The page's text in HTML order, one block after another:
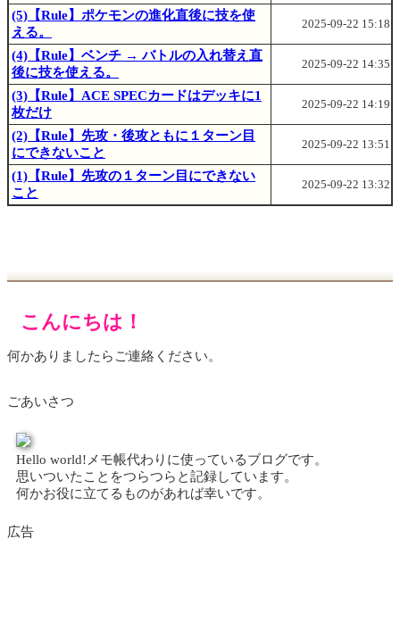
(5)【Rule】ポケモンの進化直後に技を使
える。
2025-09-22 15:18
(4)【Rule】ベンチ → バトルの入れ替え直
後に技を使える。
2025-09-22 14:35
(3)【Rule】ACE SPECカードはデッキに1
枚だけ
2025-09-22 14:19
(2)【Rule】先攻・後攻ともに１ターン目
にできないこと
2025-09-22 13:51
(1)【Rule】先攻の１ターン目にできない
こと
2025-09-22 13:32
こんにちは！
何かありましたらご連絡ください。
ごあいさつ
Hello world!メモ帳代わりに使っているブログです。
思いついたことをつらつらと記録しています。
何かお役に立てるものがあれば幸いです。
広告